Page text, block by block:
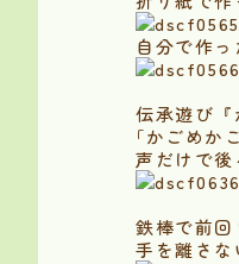
自分で作
伝承遊び『
｢かごめか
声だけで
鉄棒で前回
手を離さな